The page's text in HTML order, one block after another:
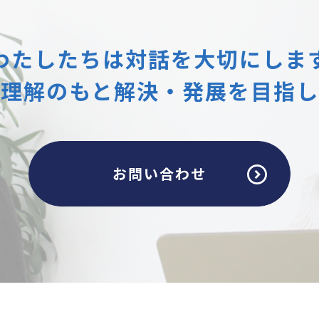
たしたちは対話を大切にしま
解のもと解決・発展を目指
お問い合わせ